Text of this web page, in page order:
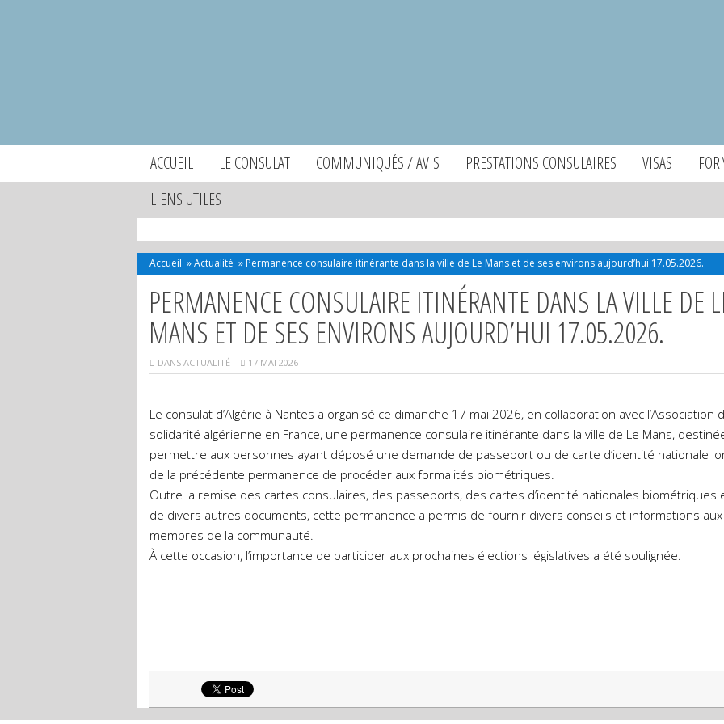
ACCUEIL LE CONSULAT COMMUNIQUÉS / AVIS PRESTATIONS CONSULAIRES VISAS
LIENS UTILES
Accueil »Actualité » Permanence consulaire itinérante dans la ville de Le Mans et de ses environs aujourd’hui 17.05.2026.
PERMANENCE CONSULAIRE ITINÉRANTE DANS LA VILLE DE
MANS ET DE SES ENVIRONS AUJOURD’HUI 17.05.2026.
DANS ACTUALITÉ 17 MAI 2026
Le consulat d’Algérie à Nantes a organisé ce dimanche 17 mai 2026, en collaboration avec l’Association
solidarité algérienne en France, une permanence consulaire itinérante dans la ville de Le Mans,
permettre aux personnes ayant déposé une demande de passeport ou de carte d’identité nationale
de la précédente permanence de procéder aux formalités biométriques.
Outre la remise des cartes consulaires, des passeports, des cartes d’identité nationales biométriques
de divers autres documents, cette permanence a permis de fournir divers conseils et informations aux
membres de la communauté.
À cette occasion, l’importance de participer aux prochaines élections législatives a été soulignée.